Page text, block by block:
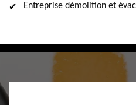
Entreprise démolition et